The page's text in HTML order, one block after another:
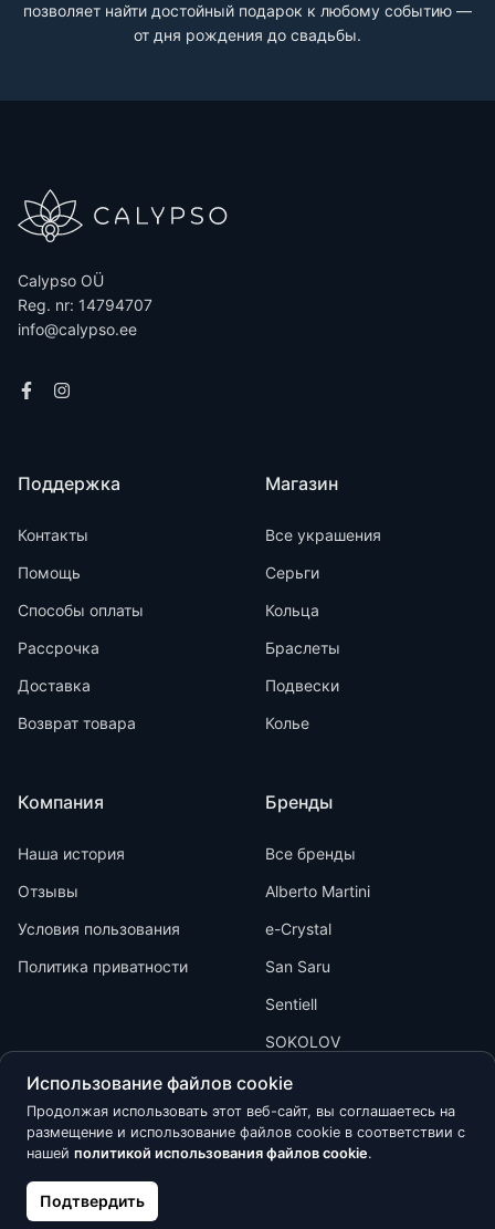
позволяет найти достойный подарок к любому событию —
от дня рождения до свадьбы.
Calypso OÜ
Reg. nr: 14794707
info@calypso.ee
Поддержка
Контакты
Помощь
Способы оплаты
Рассрочка
Доставка
Возврат товара
Компания
Наша история
Отзывы
Условия пользования
Политика приватности
Магазин
Все украшения
Серьги
Кольца
Браслеты
Подвески
Колье
Бренды
Все бренды
Alberto Martini
e-Crystal
San Saru
Sentiell
SOKOLOV
Kõik õigused kaitstud © 2026 Calypso
Использование файлов cookie
Продолжая использовать этот веб-сайт, вы соглашаетесь на
размещение и использование файлов cookie в соответствии с
нашей политикой использования файлов cookie.
Подтвердить